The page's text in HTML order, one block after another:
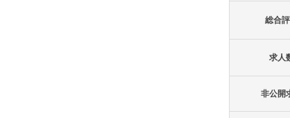
総合
求人
非公開